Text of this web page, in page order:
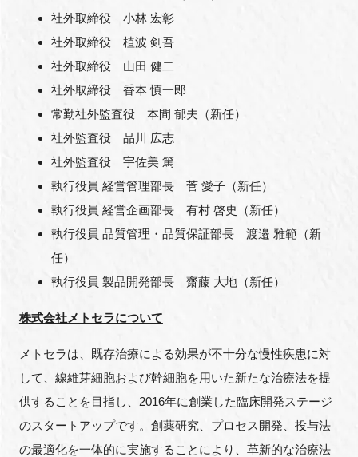
社外取締役 小林 宏彰
社外取締役 植波 剣吾
社外取締役 山田 健二
社外取締役 香本 慎一郎
常勤社外監査役 本間 郁夫（新任）
社外監査役 品川 広志
社外監査役 宇佐美 篤
執行役員 経営管理部長 菅 愛子（新任）
執行役員 経営企画部長 有村 啓史（新任）
執行役員 品質管理・品質保証部長 渡邉 雅範（新
任）
執行役員 製品開発部長 齋藤 大地（新任）
株式会社メトセラについて
メトセラは、既存治療による効果が不十分な慢性疾患に対
して、線維芽細胞および幹細胞を用いた新たな治療法を提
供することを目指し、 2016年に創業した臨床開発ステージ
のスタートアップです。創薬研究、プロセス開発、投与法
の最適化を一体的に実施することにより、革新的な治療法